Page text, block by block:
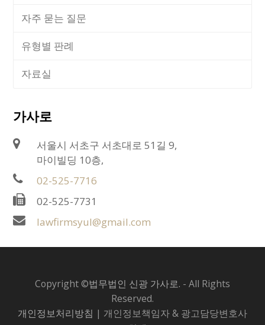
자주 묻는 질문
유형별 판례
자료실
가사로
서울시 서초구 서초대로 51길 9,
마이빌딩 10층,
02-525-7716
02-525-7731
lawfirmsyul@gmail.com
Copyright ©법무법인 신광 가사로. - All Rights
Reserved.
개인정보처리방침 | 개인정보책임자 & 광고담당변호사